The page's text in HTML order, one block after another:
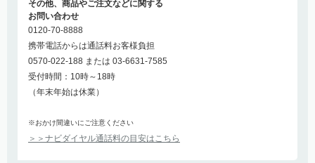
その他、商品やご注文などに関する
お問い合わせ
0120-70-8888
携帯電話からは通話料お客様負担
0570-022-188 または 03-6631-7585
受付時間：10時～18時
（年末年始は休業）
※おかけ間違いにご注意ください
＞＞ナビダイヤル通話料の目安はこちら